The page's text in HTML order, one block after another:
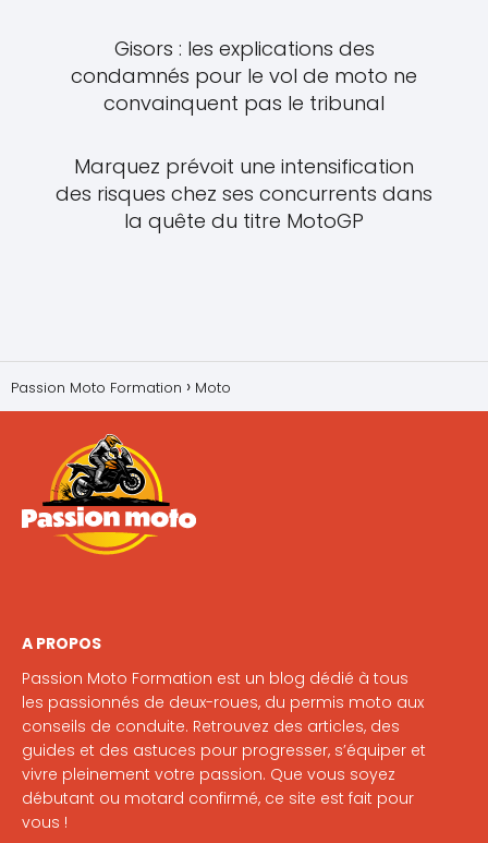
Gisors : les explications des
condamnés pour le vol de moto ne
convainquent pas le tribunal
Marquez prévoit une intensification
des risques chez ses concurrents dans
la quête du titre MotoGP
Passion Moto Formation Moto
A PROPOS
Passion Moto Formation est un blog dédié à tous
les passionnés de deux-roues, du permis moto aux
conseils de conduite. Retrouvez des articles, des
guides et des astuces pour progresser, s’équiper et
vivre pleinement votre passion. Que vous soyez
débutant ou motard confirmé, ce site est fait pour
vous !